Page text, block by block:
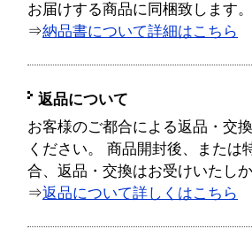
お届けする商品に同梱致します。
⇒納品書について詳細はこちら
返品について
お客様のご都合による返品・交
ください。 商品開封後、または
合、返品・交換はお受けいたし
⇒返品について詳しくはこちら